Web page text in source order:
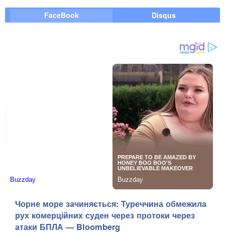
FaceBook Disqus
Чорне море зачиняється: Туреччина обмежила
рух комерційних суден через протоки через
атаки БПЛА — Bloomberg